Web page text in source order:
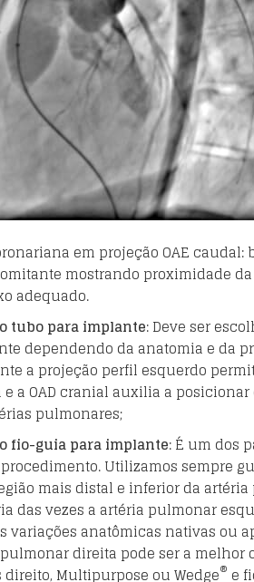
em projeção OAE
mostrando proximidade
adequado.
tubo para implante: Deve ser
dependendo da anatomia e da
a projeção perfil esquerdo
a OAD cranial auxilia a
pulmonares;
fio-guia para implante: É um dos
Utilizamos sempre
mais distal e inferior da
das vezes a artéria pulmonar
variações anatômicas nativas ou
direita pode ser a melhor
Multipurpose ou Wedge® e